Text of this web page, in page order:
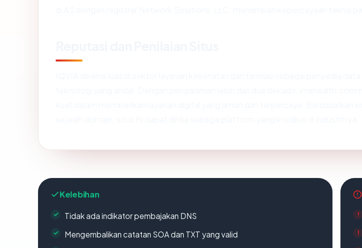
Kelebihan
Tidak ada indikator pembajakan DNS
Mengembalikan catatan SOA dan TXT yang valid